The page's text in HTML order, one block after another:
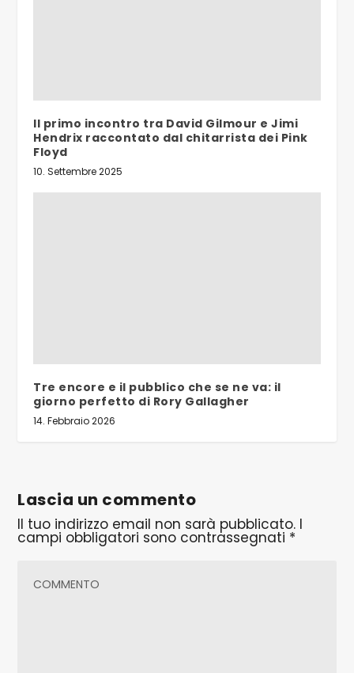
Il primo incontro tra David Gilmour e Jimi
Hendrix raccontato dal chitarrista dei Pink
Floyd
10. Settembre 2025
Tre encore e il pubblico che se ne va: il
giorno perfetto di Rory Gallagher
14. Febbraio 2026
Lascia un commento
Il tuo indirizzo email non sarà pubblicato. I
campi obbligatori sono contrassegnati *